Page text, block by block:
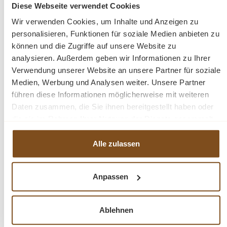
Diese Webseite verwendet Cookies
Wir verwenden Cookies, um Inhalte und Anzeigen zu
personalisieren, Funktionen für soziale Medien anbieten zu
können und die Zugriffe auf unsere Website zu
analysieren. Außerdem geben wir Informationen zu Ihrer
Verwendung unserer Website an unsere Partner für soziale
Medien, Werbung und Analysen weiter. Unsere Partner
führen diese Informationen möglicherweise mit weiteren
Daten zusammen, die Sie ihnen bereitgestellt haben oder
haben.
Alle zulassen
Anpassen
Ablehnen
Abmessungen ca.: H/B/T: 40/135/70 cm
Vintage
Handgefertigt
Stahlgestell
Venedig
recyceltem Teakholz, White Wash
Fragen zum Produkt?
Menü schließen
Produktinformationen "Venedig Couchtisch
135 cm recyceltes Teakholz"